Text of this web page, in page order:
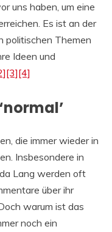
uns haben, um eine
Es ist an der
politischen Themen
Ideen und
[3][4]
die immer wieder in
Insbesondere in
Lang werden oft
über ihr
warum ist das
noch ein